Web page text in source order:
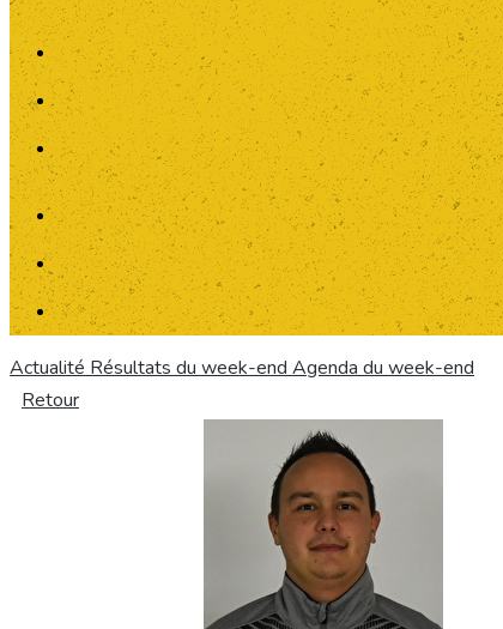
Actualité Résultats du week-end Agenda du week-end
Retour